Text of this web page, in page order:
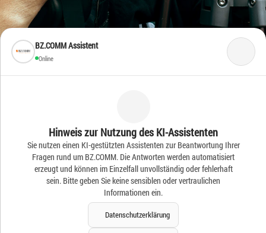
BZ.COMM Assistent
Online
Hinweis zur Nutzung des KI-Assistenten
Sie nutzen einen KI-gestützten Assistenten zur Beantwortung Ihrer
Fragen rund um BZ.COMM. Die Antworten werden automatisiert
erzeugt und können im Einzelfall unvollständig oder fehlerhaft
sein. Bitte geben Sie keine sensiblen oder vertraulichen
Informationen ein.
Datenschutzerklärung
Frische Ideen – Frische
News